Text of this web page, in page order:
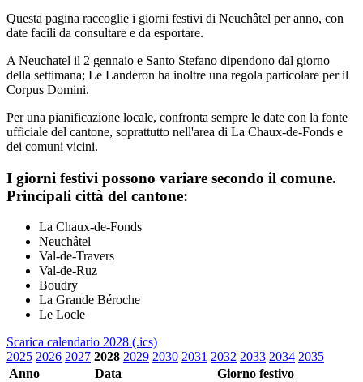
Questa pagina raccoglie i giorni festivi di Neuchâtel per anno, con
date facili da consultare e da esportare.
A Neuchatel il 2 gennaio e Santo Stefano dipendono dal giorno
della settimana; Le Landeron ha inoltre una regola particolare per il
Corpus Domini.
Per una pianificazione locale, confronta sempre le date con la fonte
ufficiale del cantone, soprattutto nell'area di La Chaux-de-Fonds e
dei comuni vicini.
I giorni festivi possono variare secondo il comune.
Principali città del cantone:
La Chaux-de-Fonds
Neuchâtel
Val-de-Travers
Val-de-Ruz
Boudry
La Grande Béroche
Le Locle
Scarica calendario 2028 (.ics)
2025 2026 2027 2028 2029 2030 2031 2032 2033 2034 2035
Anno
Data
Giorno festivo